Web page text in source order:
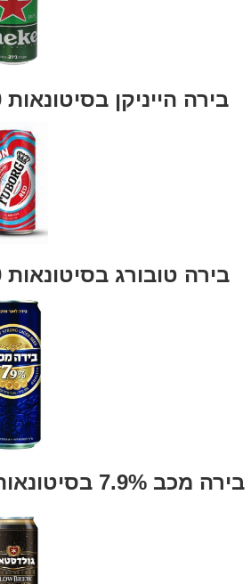
בירה הייניקן בסיטונאות 500 מ"ל פחיות 24 יח'
בירה טובורג בסיטונאות 500 מ"ל פחיות 24 יח'
בירה מכב 7.9% בסיטונאות 500 מ"ל פחיות 24 יח'